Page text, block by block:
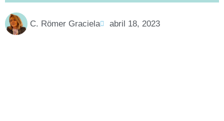
C. Römer Graciela abril 18, 2023